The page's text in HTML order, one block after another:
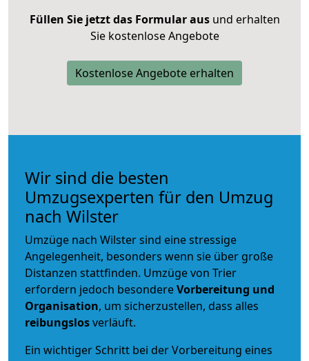
Füllen Sie jetzt das Formular ausund erhalten
Sie kostenlose Angebote
Kostenlose Angebote erhalten
Wir sind die besten
Umzugsexperten für den Umzug
nach Wilster
Umzüge nach Wilster sind eine stressige
Angelegenheit, besonders wenn sie über große
Distanzen stattfinden. Umzüge von Trier
erfordern jedoch besondereVorbereitung und
Organisation, um sicherzustellen, dass alles
reibungslosverläuft.
Ein wichtiger Schritt bei der Vorbereitung eines